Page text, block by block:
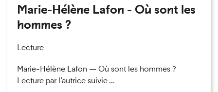
Marie-Hélène Lafon - Où sont les
hommes ?
Lecture
Marie-Hélène Lafon — Où sont les hommes ?
Lecture par l’autrice suivie ...